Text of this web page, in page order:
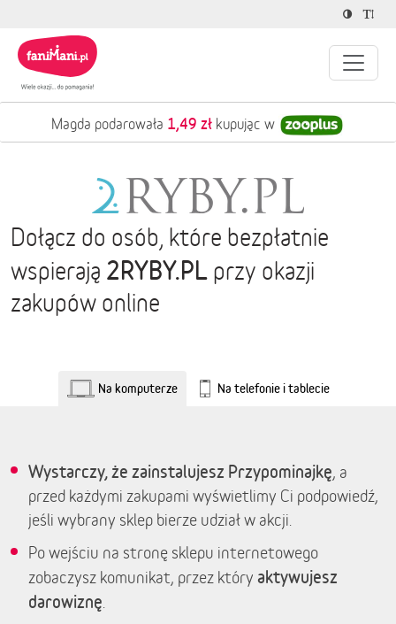
Magda podarowała 1,49 zł kupując w
Dołącz do osób, które bezpłatnie
wspierają 2RYBY.PL przy okazji
zakupów online
Na komputerze Na telefonie i tablecie
Wystarczy, że zainstalujesz Przypominajkę, a
przed każdymi zakupami wyświetlimy Ci podpowiedź,
jeśli wybrany sklep bierze udział w akcji.
Po wejściu na stronę sklepu internetowego
zobaczysz komunikat, przez który aktywujesz
darowiznę